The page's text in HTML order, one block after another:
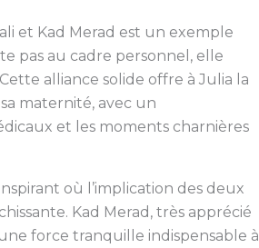
et Kad Merad est un exemple
pas au cadre personnel, elle
alliance solide offre à Julia la
maternité, avec un
et les moments charnières
où l’implication des deux
Kad Merad, très apprécié
force tranquille indispensable à